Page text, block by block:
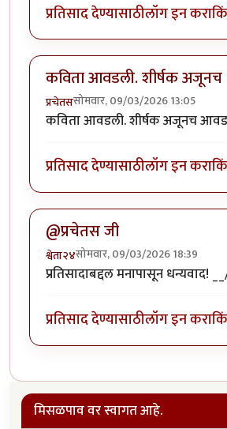
प्रतिसाद देण्यासाठीलॉग इन करा
कविता आवडली. शीर्षक अजूनच
प्रचेतससोमवार, 09/03/2026 13:05
कविता आवडली. शीर्षक अजूनच
प्रतिसाद देण्यासाठीलॉग इन करा
@प्रचेतस जी
श्वेता२४सोमवार, 09/03/2026 18:39
प्रतिसादाबद्दल मनापासून धन्यवाद! __/
प्रतिसाद देण्यासाठीलॉग इन करा
मिसळपाव वर स्वागत आहे.